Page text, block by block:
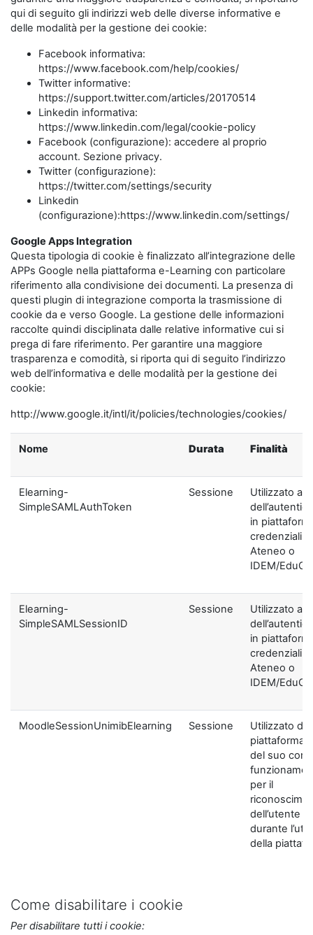
qui di seguito gli indirizzi web delle diverse informative e
delle modalità per la gestione dei cookie:
Facebook informativa:
https://www.facebook.com/help/cookies/
Twitter informative:
https://support.twitter.com/articles/20170514
Linkedin informativa:
https://www.linkedin.com/legal/cookie-policy
Facebook (configurazione): accedere al proprio
account. Sezione privacy.
Twitter (configurazione):
https://twitter.com/settings/security
Linkedin
(configurazione):https://www.linkedin.com/settings/
Google Apps Integration
Questa tipologia di cookie è finalizzato all’integrazione delle
APPs Google nella piattaforma e-Learning con particolare
riferimento alla condivisione dei documenti. La presenza di
questi plugin di integrazione comporta la trasmissione di
cookie da e verso Google. La gestione delle informazioni
raccolte quindi disciplinata dalle relative informative cui si
prega di fare riferimento. Per garantire una maggiore
trasparenza e comodità, si riporta qui di seguito l’indirizzo
web dell’informativa e delle modalità per la gestione dei
cookie:
http://www.google.it/intl/it/policies/technologies/cookies/
Nome Durata Finalità
Elearning-
SimpleSAMLAuthToken
Sessione
Utilizzato ai
in
credenziali di
Ateneo o
IDEM/
Elearning-
SimpleSAMLSessionID
Sessione
Utilizzato ai
in
credenziali di
Ateneo o
IDEM/
MoodleSessionUnimibElearning Sessione
Utilizzato
piattaforma
del suo
per il
dell’utente
durante
della
Come disabilitare i cookie
Per disabilitare tutti i cookie: